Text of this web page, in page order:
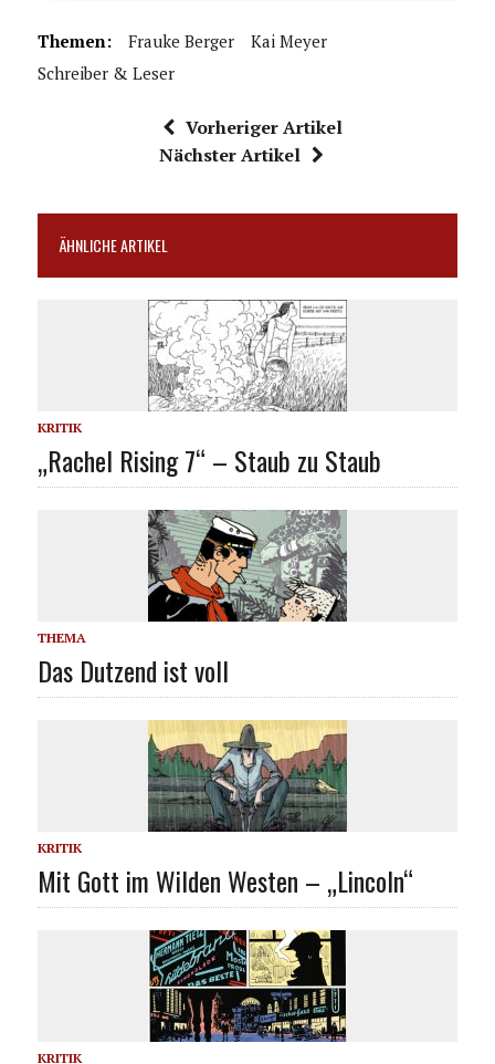
Themen: Frauke Berger
Kai Meyer
Schreiber & Leser
Vorheriger Artikel
Nächster Artikel
ÄHNLICHE ARTIKEL
KRITIK
„Rachel Rising 7“ – Staub zu Staub
THEMA
Das Dutzend ist voll
KRITIK
Mit Gott im Wilden Westen – „Lincoln“
KRITIK